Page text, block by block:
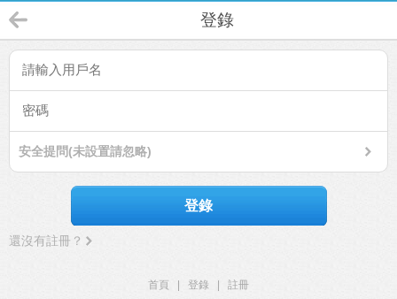
登錄
安全提問(未設置請忽略)
登錄
還沒有註冊？
首頁 登錄
註冊